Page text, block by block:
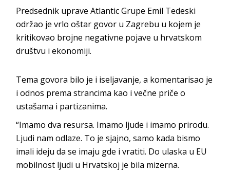
Predsednik uprave Atlantic Grupe Emil Tedeski
održao je vrlo oštar govor u Zagrebu u kojem je
kritikovao brojne negativne pojave u hrvatskom
društvu i ekonomiji.
Tema govora bilo je i iseljavanje, a komentarisao je
i odnos prema strancima kao i večne priče o
ustašama i partizanima.
“Imamo dva resursa. Imamo ljude i imamo prirodu.
Ljudi nam odlaze. To je sjajno, samo kada bismo
imali ideju da se imaju gde i vratiti. Do ulaska u EU
mobilnost ljudi u Hrvatskoj je bila mizerna.